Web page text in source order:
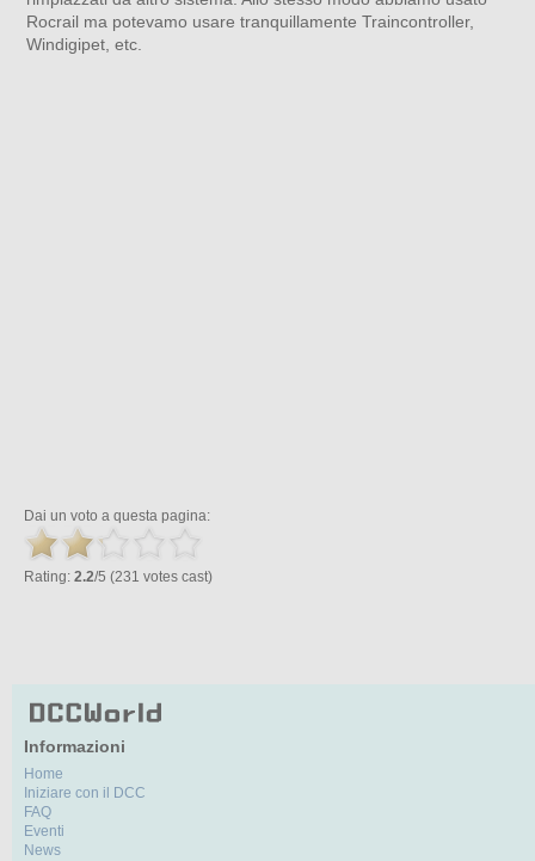
Rocrail ma potevamo usare tranquillamente Traincontroller,
Windigipet, etc.
Dai un voto a questa pagina:
Rating: 2.2/5 (231 votes cast)
Informazioni
Home
Iniziare con il DCC
FAQ
Eventi
News